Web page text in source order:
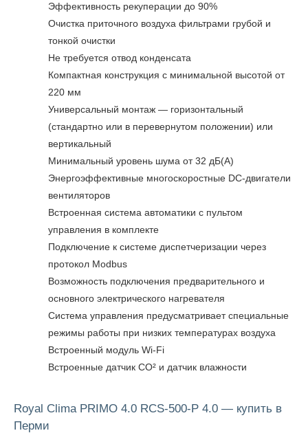
Эффективность рекуперации до 90%
Очистка приточного воздуха фильтрами грубой и
тонкой очистки
Не требуется отвод конденсата
Компактная конструкция с минимальной высотой от
220 мм
Универсальный монтаж — горизонтальный
(стандартно или в перевернутом положении) или
вертикальный
Минимальный уровень шума от 32 дБ(А)
Энергоэффективные многоскоростные DC-двигатели
вентиляторов
Встроенная система автоматики с пультом
управления в комплекте
Подключение к системе диспетчеризации через
протокол Modbus
Возможность подключения предварительного и
основного электрического нагревателя
Система управления предусматривает специальные
режимы работы при низких температурах воздуха
Встроенный модуль Wi-Fi
Встроенные датчик СО² и датчик влажности
Royal Clima PRIMO 4.0 RCS-500-P 4.0 — купить в
Перми